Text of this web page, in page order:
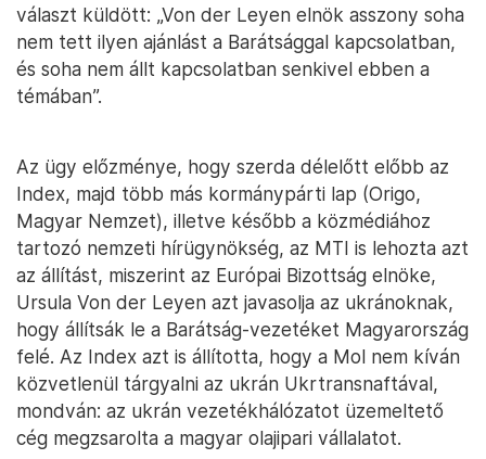
választ küldött: „Von der Leyen elnök asszony soha
nem tett ilyen ajánlást a Barátsággal kapcsolatban,
és soha nem állt kapcsolatban senkivel ebben a
témában”.
Az ügy előzménye, hogy szerda délelőtt előbb az
Index, majd több más kormánypárti lap (Origo,
Magyar Nemzet), illetve később a közmédiához
tartozó nemzeti hírügynökség, az MTI is lehozta azt
az állítást, miszerint az Európai Bizottság elnöke,
Ursula Von der Leyen azt javasolja az ukránoknak,
hogy állítsák le a Barátság-vezetéket Magyarország
felé. Az Index azt is állította, hogy a Mol nem kíván
közvetlenül tárgyalni az ukrán Ukrtransnaftával,
mondván: az ukrán vezetékhálózatot üzemeltető
cég megzsarolta a magyar olajipari vállalatot.